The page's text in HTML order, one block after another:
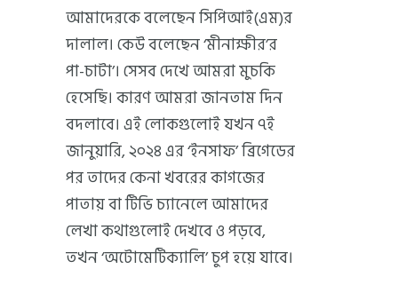
আমাদেরকে বলেছেন সিপিআই(এম)র
দালাল। কেউ বলেছেন ‘মীনাক্ষীর’র
পা-চাটা’। সেসব দেখে আমরা মুচকি
হেসেছি। কারণ আমরা জানতাম দিন
বদলাবে। এই লোকগুলোই যখন ৭ই
জানুয়ারি, ২০২৪ এর ‘ইনসাফ’ ব্রিগেডের
পর তাদের কেনা খবরের কাগজের
পাতায় বা টিভি চ্যানেলে আমাদের
লেখা কথাগুলোই দেখবে ও পড়বে,
তখন ‘অটোমেটিক্যালি’ চুপ হয়ে যাবে।